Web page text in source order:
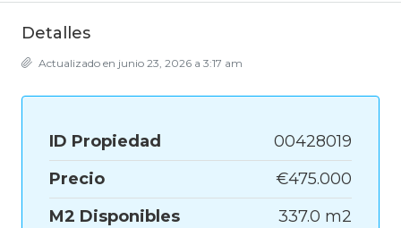
Detalles
Actualizado en junio 23, 2026 a 3:17 am
ID Propiedad
00428019
Precio
€475.000
M2 Disponibles
337.0 m2